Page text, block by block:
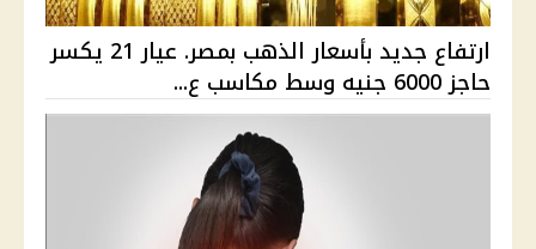
ارتفاع جديد بأسعار الذهب بمصر. عيار 21 يكسر
حاجز 6000 جنيه وسط مكاسب ع...